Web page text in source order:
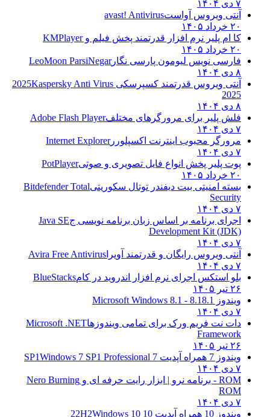
آنتی ویروس آواستavast! Antivirus
۲۰ خرداد ۱۴۰۵
کا ام پلیر نرم افزار قدرتمند پخش فیلم وKMPlayer
۲۰ خرداد ۱۴۰۵
فارسی نویس لیومون پارسی نگارLeoMoon ParsiNegar
آنتی ویروس قدرتمند کسپرسکی 2025 Kaspersky Anti Virus
2025
فلش پلیر برای مرورگرهای مختلف Adobe Flash Player
مرورگر محبوب اینترنت اکسپلورر Internet Explorer
پوت پلیر پخش انواع فایل تصویری و صوتیPotPlayer
۲۰ خرداد ۱۴۰۵
بسته امنیتی بیت دیفندر توتال سکوریتیBitdefender Total
Security
اجرای برنامه بر اساس زبان برنامه نویسی ج Java SE
Development Kit (JDK)
آنتی ویروس رایگان و قدرتمند آویراAvira Free Antivirus
بلو استکس اجرای نرم افزار اندروید در کامBlueStacks
۲۶ تیر ۱۴۰۵
ویندوز 8.18.1 - Microsoft Windows 8.1
دات نت فریم ورک برای تمامی ویندوزهاMicrosoft .NET
Framework
۲۶ تیر ۱۴۰۵
ویندوز 7 همراه آپدیت 7 SP1
Windows 7 SP1 Professional
ROM - برنامه نرو | ابزار رایت حرفه ای و
Nero Burning
ROM
ویندوز 10 همراه آپدیت 10 22H2
Windows 10